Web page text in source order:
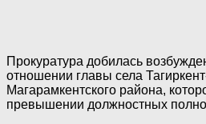
Прокуратура добилась
отношении главы села
Магарамкентского района,
превышении должностных